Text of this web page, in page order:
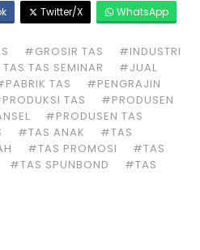
Twitter/X WhatsApp
#GROSIR TAS
#INDUSTRI
TAS SEMINAR
#JUAL
TAS
#PENGRAJIN
TAS
#PRODUSEN
#PRODUSEN TAS
#TAS ANAK
#TAS
#TAS PROMOSI
#TAS
#TAS SPUNBOND
#TAS